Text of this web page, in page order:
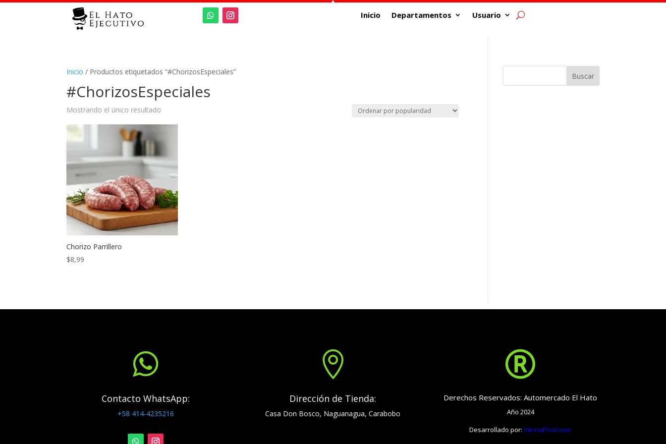
Inicio Departamentos Usuario
Inicio / Productos etiquetados “#ChorizosEspeciales”
#ChorizosEspeciales
Mostrando el único resultado
Chorizo Parrillero
$8,99
Buscar

Contacto WhatsApp:
+58 414-4235216

Dirección de Tienda:
Casa Don Bosco, Naguanagua, Carabobo

Derechos Reservados: Automercado El Hato
Año 2024
Desarrollado por:VitrinaPixel.com